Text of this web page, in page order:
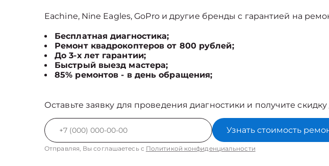
Eachine, Nine Eagles, GoPro и другие бренды с гарантией на
Бесплатная диагностика;
Ремонт квадрокоптеров от 800 рублей;
До 3-х лет гарантии;
Быстрый выезд мастера;
85% ремонтов - в день обращения;
Оставьте заявку для проведения диагностики и получите скидку
Узнать стоимость
Отправляя, Вы соглашаетесь с Политикой конфиденциальности